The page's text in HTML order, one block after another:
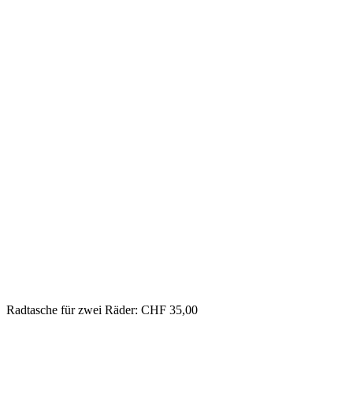
Radtasche für zwei Räder: CHF 35,00